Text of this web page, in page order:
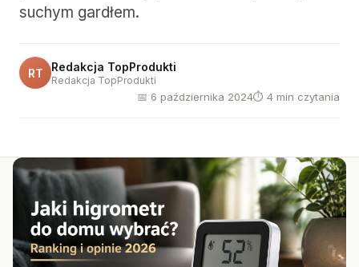
suchym gardłem.
RT Redakcja TopProdukti
Redakcja TopProdukti
📅 6 października 2024⏱ 4 min czytania